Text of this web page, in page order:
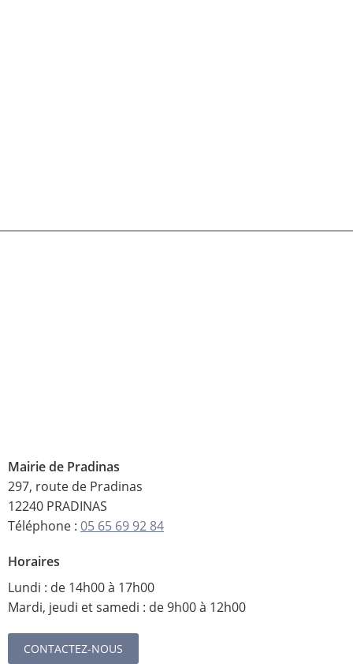
Mairie de Pradinas
297, route de Pradinas
12240 PRADINAS
Téléphone : 05 65 69 92 84
Horaires
Lundi : de 14h00 à 17h00
Mardi, jeudi et samedi : de 9h00 à 12h00
CONTACTEZ-NOUS